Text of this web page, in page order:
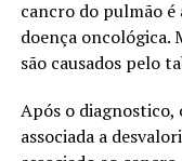
cancro do pulmão
doença oncológica.
são causados pelo
Após o diagnostico,
associada a